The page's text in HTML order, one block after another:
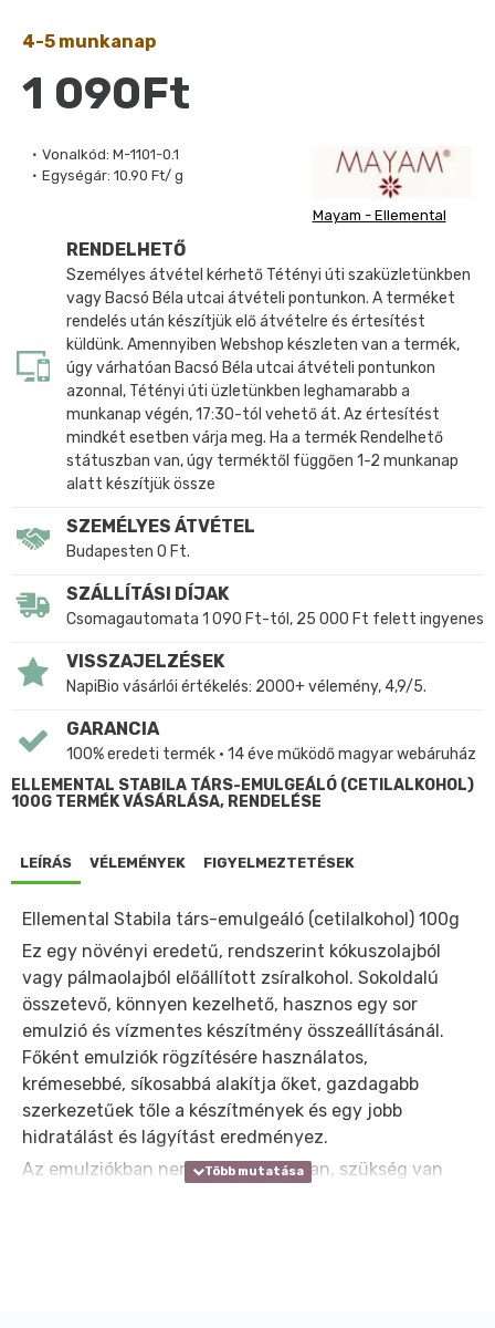
Vonalkód: M-1101-0.1
Egységár: 10.90 Ft/ g
Mayam - Ellemental
4-5 munkanap
1 090Ft
RENDELHETŐ
Személyes átvétel kérhető Tétényi úti szaküzletünkben
vagy Bacsó Béla utcai átvételi pontunkon. A terméket
rendelés után készítjük elő átvételre és értesítést
küldünk. Amennyiben Webshop készleten van a termék,
úgy várhatóan Bacsó Béla utcai átvételi pontunkon
azonnal, Tétényi úti üzletünkben leghamarabb a
munkanap végén, 17:30-tól vehető át. Az értesítést
mindkét esetben várja meg. Ha a termék Rendelhető
státuszban van, úgy terméktől függően 1-2 munkanap
alatt készítjük össze
SZEMÉLYES ÁTVÉTEL
Budapesten 0 Ft.
SZÁLLÍTÁSI DÍJAK
Csomagautomata 1 090 Ft-tól, 25 000 Ft felett ingyenes
VISSZAJELZÉSEK
NapiBio vásárlói értékelés: 2000+ vélemény, 4,9/5.
GARANCIA
100% eredeti termék • 14 éve működő magyar webáruház
ELLEMENTAL STABILA TÁRS-EMULGEÁLÓ (CETILALKOHOL)
100G TERMÉK VÁSÁRLÁSA, RENDELÉSE
LEÍRÁS VÉLEMÉNYEK FIGYELMEZTETÉSEK
Ellemental Stabila társ-emulgeáló (cetilalkohol) 100g
Ez egy növényi eredetű, rendszerint kókuszolajból
vagy pálmaolajból előállított zsíralkohol. Sokoldalú
összetevő, könnyen kezelhető, hasznos egy sor
emulzió és vízmentes készítmény összeállításánál.
Főként emulziók rögzítésére használatos,
krémesebbé, síkosabbá alakítja őket, gazdagabb
szerkezetűek tőle a készítmények és egy jobb
hidratálást és lágyítást eredményez.
Az emulziókban nem hat önmagában, szükség van